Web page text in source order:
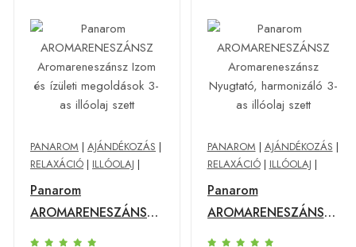
PANAROM | AJÁNDÉKOZÁS |
RELAXÁCIÓ | ILLÓOLAJ |
Panarom
AROMARENESZÁNSZ
Aromareneszánsz Izom
PANAROM | AJÁNDÉKOZÁS |
RELAXÁCIÓ| ILLÓOLAJ |
Panarom
AROMARENESZÁNSZ
Aromareneszánsz